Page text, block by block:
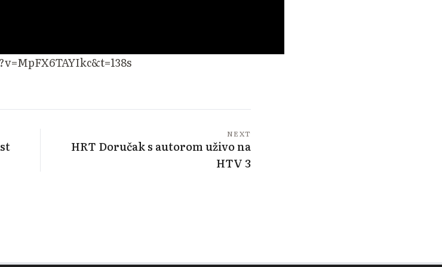
NEXT
HRT Doručak s autorom uživo na
HTV 3